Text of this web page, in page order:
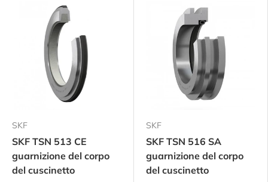
SKF
SKF TSN 513 CE
guarnizione del corpo
del cuscinetto
SKF
SKF TSN 516 SA
guarnizione del corpo
del cuscinetto